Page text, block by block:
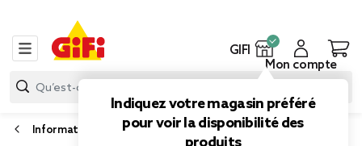
GIFI
Indiquez votre magasin préféré
pour voir la disponibilité des
Mon compte
Informatique